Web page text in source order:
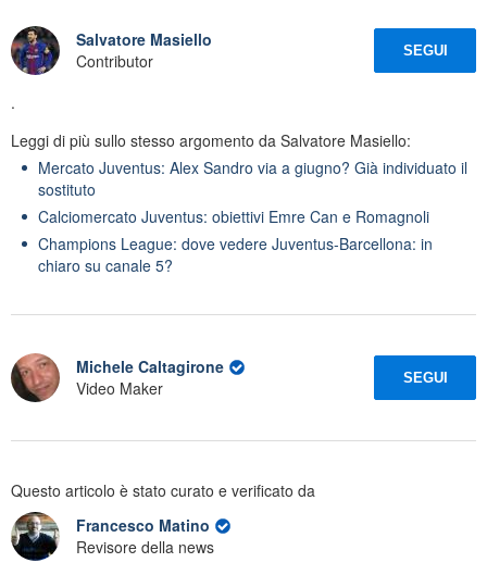
Salvatore Masiello
Contributor
SEGUI
.
Leggi di più sullo stesso argomento da Salvatore Masiello:
Mercato Juventus: Alex Sandro via a giugno? Già individuato il
sostituto
Calciomercato Juventus: obiettivi Emre Can e Romagnoli
Champions League: dove vedere Juventus-Barcellona: in
chiaro su canale 5?
Michele Caltagirone
Video Maker
SEGUI
Questo articolo è stato curato e verificato da
Francesco Matino
Revisore della news